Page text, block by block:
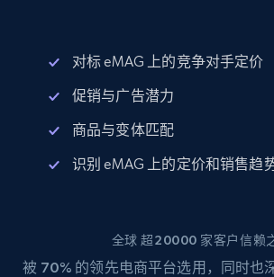
对标 eMAG 上的竞争对手定价
促销与广告潜力
商品与变体匹配
识别 eMAG 上的定价和销售趋
全球 超20000 家客户信赖
被 70% 的领先电商平台选用，同时也